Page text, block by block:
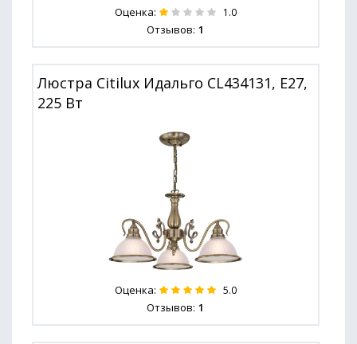
Оценка: 1.0
Отзывов: 1
Люстра Citilux Идальго CL434131, E27,
225 Вт
Оценка: 5.0
Отзывов: 1